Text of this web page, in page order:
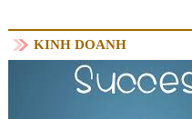
KINH DOANH